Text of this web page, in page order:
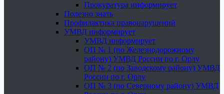
Прокуратура информирует
Полезно знать
Профилактика правонарушений
УМВД информирует
УМВД информирует
ОП № 1 (по Железнодорожному
району) УМВД России по г. Орлу
ОП № 2 (по Заводскому району) УМВД
России по г. Орлу
ОП № 3 (по Северному району) УМВД